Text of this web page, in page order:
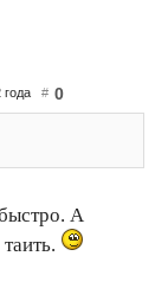
года # 0
А